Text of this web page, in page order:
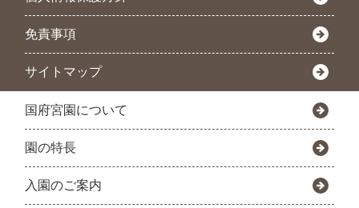
免責事項
サイトマップ
国府宮園について
園の特長
入園のご案内